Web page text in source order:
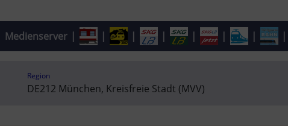
Medienserver | | | | | | | |
Region
DE212 München, Kreisfreie Stadt (MVV)